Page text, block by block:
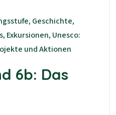
Geschichte,
Exkursionen, Unesco:
und Aktionen
6b: Das